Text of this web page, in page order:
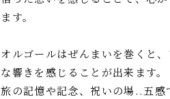
ます。
オルゴールはぜんまいを巻くと
な響きを感じることが出来ます。
旅の記憶や記念、祝いの場..五